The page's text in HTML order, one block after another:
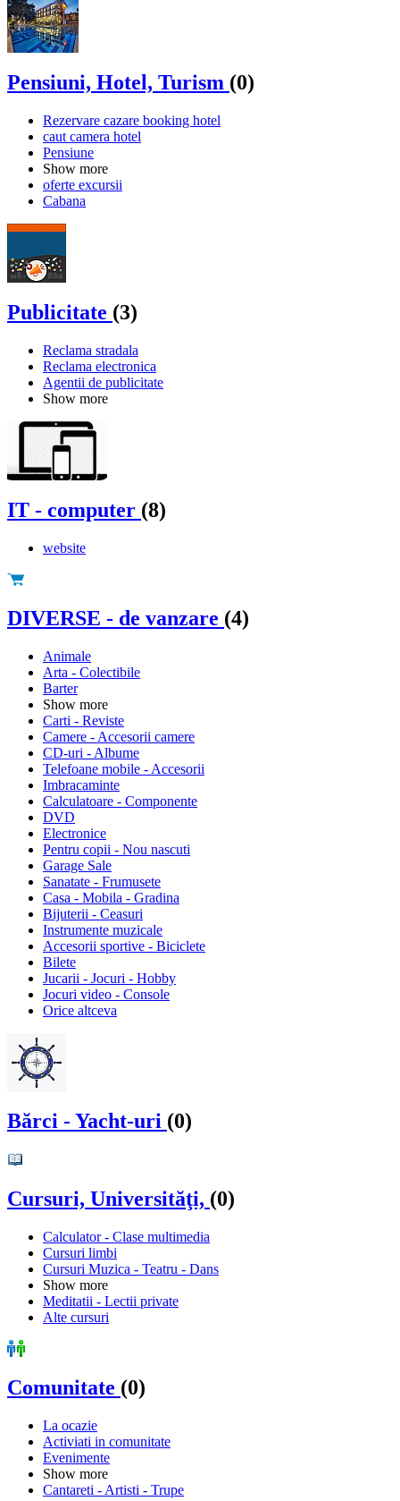
Pensiuni, Hotel, Turism (0)
Rezervare cazare booking hotel
caut camera hotel
Pensiune
Show more
oferte excursii
Cabana
Publicitate (3)
Reclama stradala
Reclama electronica
Agentii de publicitate
Show more
IT - computer (8)
website
DIVERSE - de vanzare (4)
Animale
Arta - Colectibile
Barter
Show more
Carti - Reviste
Camere - Accesorii camere
CD-uri - Albume
Telefoane mobile - Accesorii
Imbracaminte
Calculatoare - Componente
DVD
Electronice
Pentru copii - Nou nascuti
Garage Sale
Sanatate - Frumusete
Casa - Mobila - Gradina
Bijuterii - Ceasuri
Instrumente muzicale
Accesorii sportive - Biciclete
Bilete
Jucarii - Jocuri - Hobby
Jocuri video - Console
Orice altceva
Bărci - Yacht-uri (0)
Cursuri, Universităţi, (0)
Calculator - Clase multimedia
Cursuri limbi
Cursuri Muzica - Teatru - Dans
Show more
Meditatii - Lectii private
Alte cursuri
Comunitate (0)
La ocazie
Activiati in comunitate
Evenimente
Show more
Cantareti - Artisti - Trupe